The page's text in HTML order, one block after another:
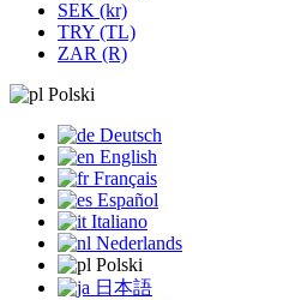
SEK (kr)
TRY (TL)
ZAR (R)
Polski
Deutsch
English
Français
Español
Italiano
Nederlands
Polski
日本語